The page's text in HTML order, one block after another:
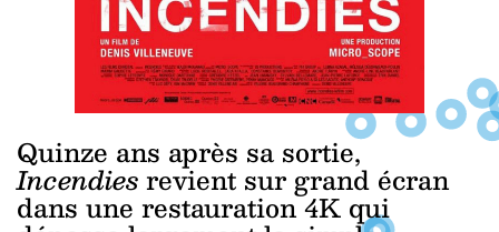
Quinze ans après sa sortie,
Incendiesrevient sur grand écran
dans une restauration 4K qui